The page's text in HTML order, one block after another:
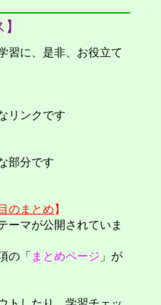
習に、是非、お役立て
リンクです
部分です
のまとめ 】
ーマが公開されていま
の「 まとめページ 」が